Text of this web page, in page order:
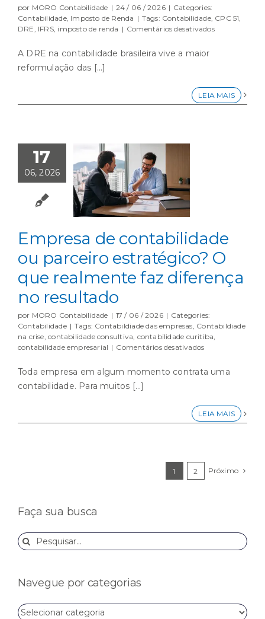
por MORO Contabilidade | 24 / 06 / 2026 | Categories:
Contabilidade, Imposto de Renda | Tags: Contabilidade, CPC 51
DRE IFRS, imposto de renda | Comentários desativadosem
o
que
de
2027
A DRE na contabilidade brasileira vive a maior
reformulação das [...]
LEIA MAIS
17
06, 2026
Empresa de contabilidade
ou parceiro estratégico? O
que realmente faz diferença
no resultado
por MORO Contabilidade | 17 / 06 / 2026 | Categories:
Contabilidade | Tags: Contabildiade das empresas, Contabildiade
na crise,contabilidade consultiva, contabilidade curitiba,
contabilidade empresarial | Comentários desativadosem
de
estratégico?
O
diferença
no
Toda empresa em algum momento contrata uma
contabilidade. Para muitos [...]
LEIA MAIS
1 2 Próximo
Faça sua busca
Buscar
resultados
Navegue por categorias
Navegue